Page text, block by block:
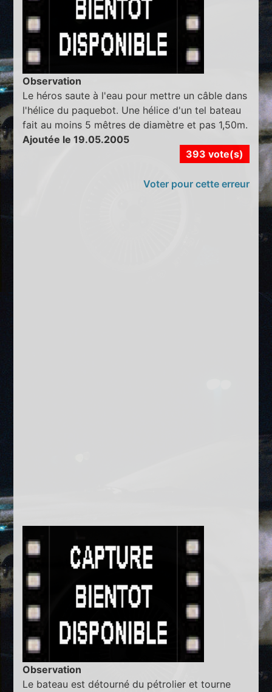
Observation
Le héros saute à l'eau pour mettre un câble dans
l'hélice du paquebot. Une hélice d'un tel bateau
fait au moins 5 mêtres de diamètre et pas 1,50m.
Ajoutée le 19.05.2005
393 vote(s)
Voter pour cette erreur
Observation
Le bateau est détourné du pétrolier et tourne